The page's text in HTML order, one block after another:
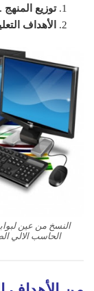
توزيع المنهج .
الأهداف
النسخ من عين
الحاسب الالي